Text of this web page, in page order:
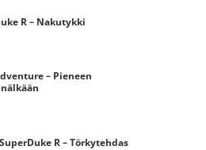
R – Nakutykki
– Pieneen
R – Törkytehdas